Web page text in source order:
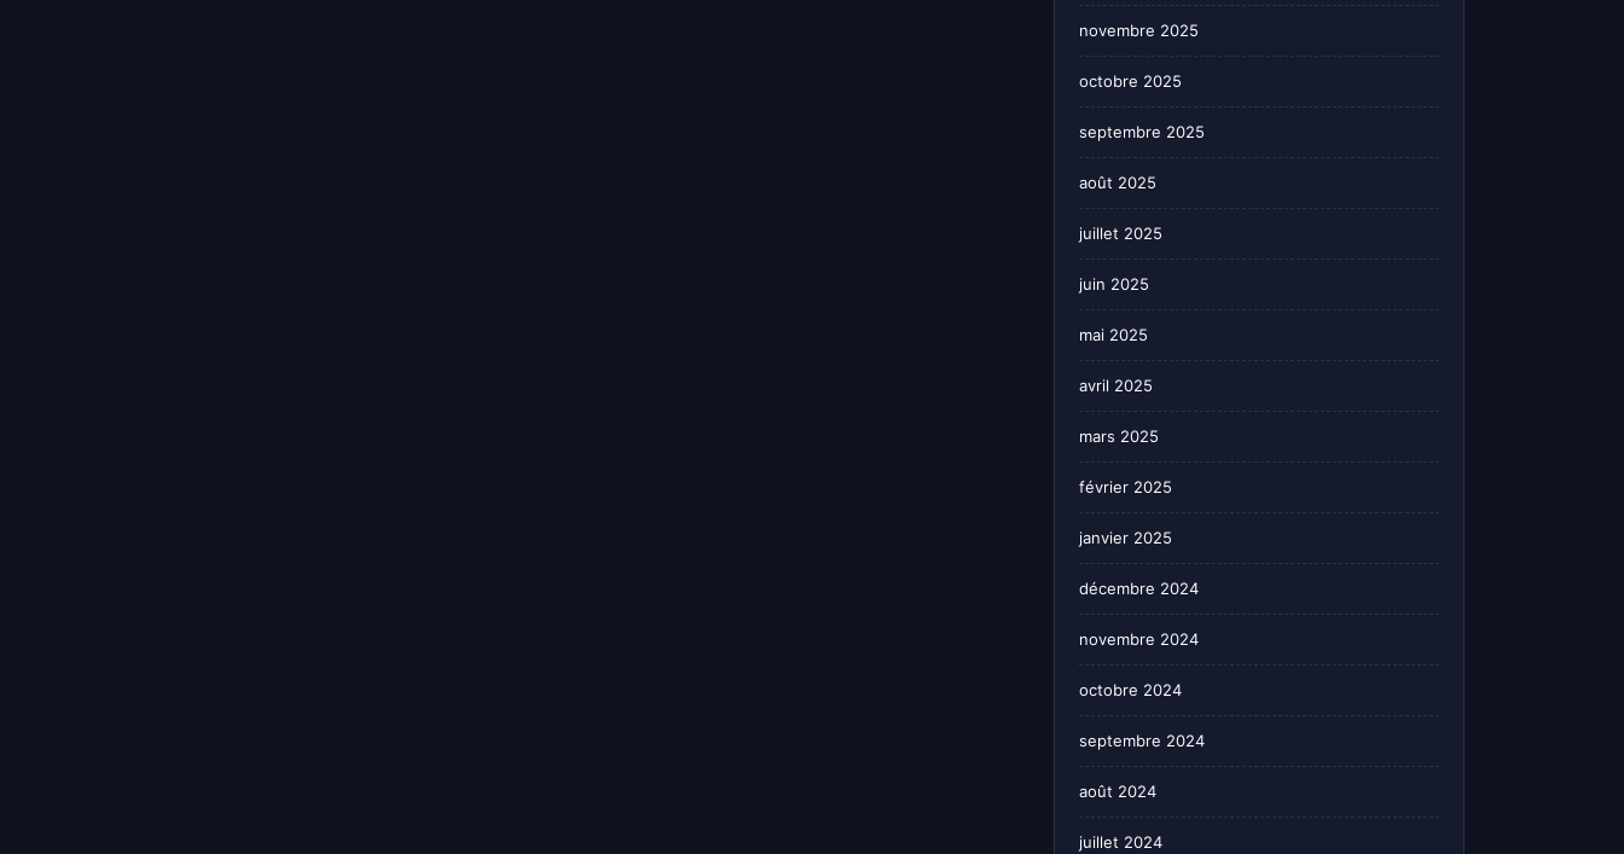
novembre 2025
octobre 2025
septembre 2025
août 2025
juillet 2025
juin 2025
mai 2025
avril 2025
mars 2025
février 2025
janvier 2025
décembre 2024
novembre 2024
octobre 2024
septembre 2024
août 2024
juillet 2024